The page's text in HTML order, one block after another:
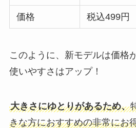
価格 税込499円
このように、新モデルは価格
使いやすさはアップ！
大きさにゆとりがあるため、
きな方におすすめの非常にお